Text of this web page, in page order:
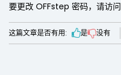
要更改 OFFstep 密码，请访问
这篇文章是否有用: 是 没有